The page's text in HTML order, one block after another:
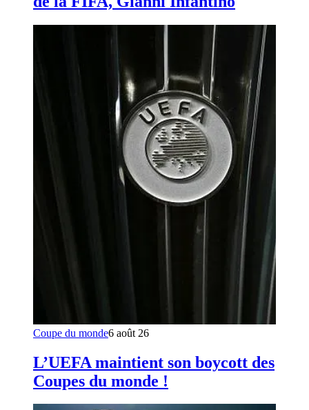
Coupe du monde6 août 26
L’UEFA maintient son boycott des
Coupes du monde !